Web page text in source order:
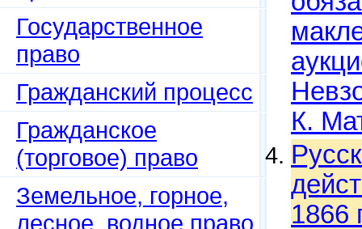
Государственное
право
Гражданский процесс
Гражданское
(торговое) право
Земельное, горное,
лесное, водное право
К.
1866